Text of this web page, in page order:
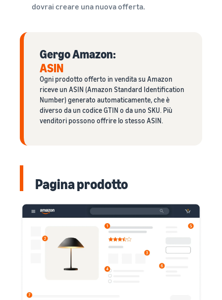
dovrai creare una nuova offerta.
Gergo Amazon:
ASIN
Ogni prodotto offerto in vendita su Amazon
riceve un ASIN (Amazon Standard Identification
Number) generato automaticamente, che è
diverso da un codice GTIN o da uno SKU. Più
venditori possono offrire lo stesso ASIN.
Pagina prodotto